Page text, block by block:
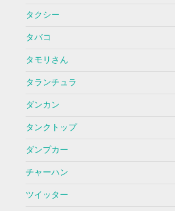
タクシー
タバコ
タモリさん
タランチュラ
ダンカン
タンクトップ
ダンプカー
チャーハン
ツイッター